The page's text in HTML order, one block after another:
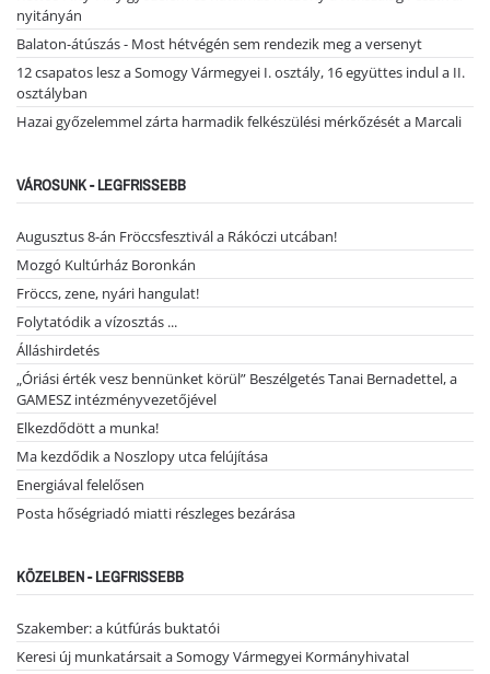
nyitányán
Balaton-átúszás - Most hétvégén sem rendezik meg a versenyt
12 csapatos lesz a Somogy Vármegyei I. osztály, 16 együttes indul a II.
osztályban
Hazai győzelemmel zárta harmadik felkészülési mérkőzését a Marcali
VÁROSUNK - LEGFRISSEBB
Augusztus 8-án Fröccsfesztivál a Rákóczi utcában!
Mozgó Kultúrház Boronkán
Fröccs, zene, nyári hangulat!
Folytatódik a vízosztás ...
Álláshirdetés
„Óriási érték vesz bennünket körül” Beszélgetés Tanai Bernadettel, a
GAMESZ intézményvezetőjével
Elkezdődött a munka!
Ma kezdődik a Noszlopy utca felújítása
Energiával felelősen
Posta hőségriadó miatti részleges bezárása
KÖZELBEN - LEGFRISSEBB
Szakember: a kútfúrás buktatói
Keresi új munkatársait a Somogy Vármegyei Kormányhivatal